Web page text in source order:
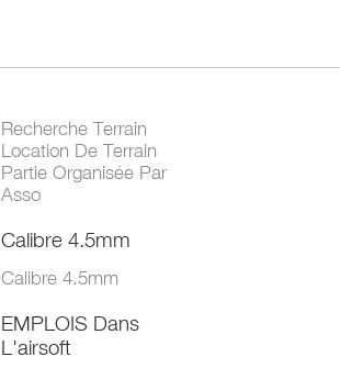
Recherche Terrain
Location De Terrain
Partie Organisée Par
Asso
Calibre 4.5mm
Calibre 4.5mm
EMPLOIS Dans
L'airsoft